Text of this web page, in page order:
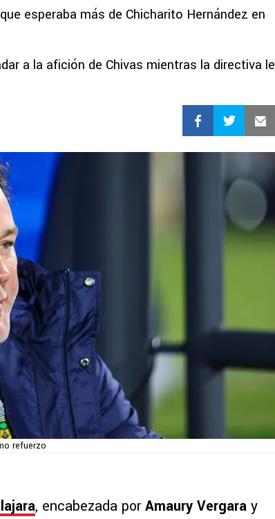
esperaba más de Chicharito Hernández en
a la afición de Chivas mientras la directiva le
refuerzo
, encabezada porAmaury Vergara y